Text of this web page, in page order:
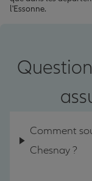
l'Essonne.
Comment
Chesnay ?